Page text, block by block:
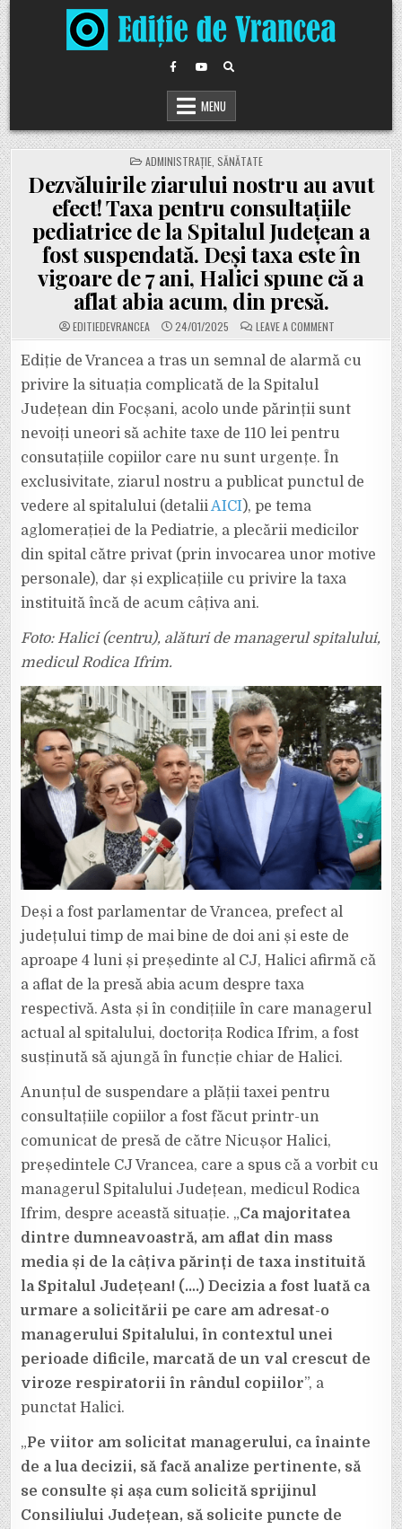
Skip
to
content
MENU
POSTED
IN
ADMINISTRAȚIE SĂNĂTATE
Dezvăluirile ziarului nostru au avut
efect! Taxa pentru consultațiile
pediatrice de la Spitalul Județean a
fost suspendată. Deși taxa este în
vigoare de 7 ani, Halici spune că a
aflat abia acum, din presă.
EDITIEDEVRANCEA 24/01/2025 LEAVE A COMMENTON
DEZVĂLUIRILE
NOSTRU
AU
TAXA
PENTRU
CONSULTAȚIILE
PEDIATRICE
LA
SPITALUL
JUDEȚEAN
A
SUSPENDATĂ.
TAXA
ÎN
VIGOARE
DE
7
A
PRESĂ.
Ediție de Vrancea a tras un semnal de alarmă cu
privire la situația complicată de la Spitalul
Județean din Focșani, acolo unde părinții sunt
nevoiți uneori să achite taxe de 110 lei pentru
consutațiile copiilor care nu sunt urgențe. În
exclusivitate, ziarul nostru a publicat punctul de
vedere al spitalului (detaliiAICI), pe tema
aglomerației de la Pediatrie, a plecării medicilor
din spital către privat (prin invocarea unor motive
personale), dar și explicațiile cu privire la taxa
instituită încă de acum câțiva ani.
Foto: Halici (centru), alături de managerul spitalului,
medicul Rodica Ifrim.
Deși a fost parlamentar de Vrancea, prefect al
județului timp de mai bine de doi ani și este de
aproape 4 luni și președinte al CJ, Halici afirmă că
a aflat de la presă abia acum despre taxa
respectivă. Asta și în condițiile în care managerul
actual al spitalului, doctorița Rodica Ifrim, a fost
susținută să ajungă în funcție chiar de Halici.
Anunțul de suspendare a plății taxei pentru
consultațiile copiilor a fost făcut printr-un
comunicat de presă de către Nicușor Halici,
președintele CJ Vrancea, care a spus că a vorbit cu
managerul Spitalului Județean, medicul Rodica
Ifrim, despre această situație. „Ca majoritatea
dintre dumneavoastră, am aflat din mass
media și de la câțiva părinți de taxa instituită
la Spitalul Județean! (….) Decizia a fost luată ca
urmare a solicitării pe care am adresat-o
managerului Spitalului, în contextul unei
perioade dificile, marcată de un val crescut de
viroze respiratorii în rândul copiilor”, a
punctat Halici.
„Pe viitor am solicitat managerului, ca înainte
de a lua decizii, să facă analize pertinente, să
se consulte și așa cum solicită sprijinul
Consiliului Județean, să solicite puncte de